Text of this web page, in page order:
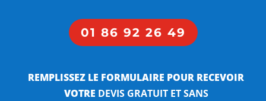
01 86 92 26 49
REMPLISSEZ LE FORMULAIRE POUR RECEVOIR
VOTRE DEVIS GRATUIT ET SANS